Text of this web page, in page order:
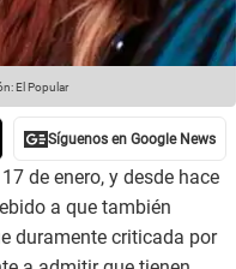
El Popular
de enero, y desde hace
a que también
duramente criticada por